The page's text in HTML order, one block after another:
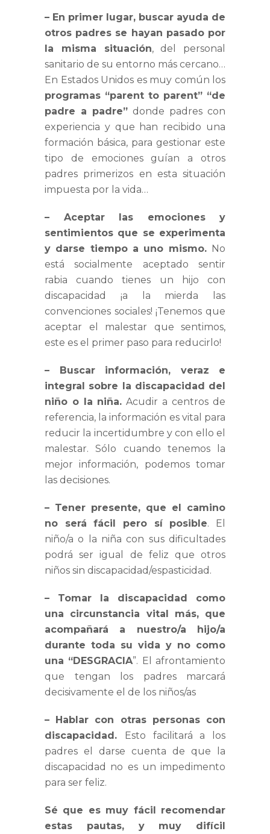
– En primer lugar, buscar ayuda de
otros padres se hayan pasado por
la misma situación, del personal
sanitario de su entorno más cercano…
En Estados Unidos es muy común los
programas “parent to parent” “de
padre a padre” donde padres con
experiencia y que han recibido una
formación básica, para gestionar este
tipo de emociones guían a otros
padres primerizos en esta situación
impuesta por la vida…
– Aceptar las emociones y
sentimientos que se experimenta
y darse tiempo a uno mismo. No
está socialmente aceptado sentir
rabia cuando tienes un hijo con
discapacidad ¡a la mierda las
convenciones sociales! ¡Tenemos que
aceptar el malestar que sentimos,
este es el primer paso para reducirlo!
– Buscar información, veraz e
integral sobre la discapacidad del
niño o la niña. Acudir a centros de
referencia, la información es vital para
reducir la incertidumbre y con ello el
malestar. Sólo cuando tenemos la
mejor información, podemos tomar
las decisiones.
– Tener presente, que el camino
no será fácil pero sí posible. El
niño/a o la niña con sus dificultades
podrá ser igual de feliz que otros
niños sin discapacidad/espasticidad.
– Tomar la discapacidad como
una circunstancia vital más, que
acompañará a nuestro/a hijo/a
durante toda su vida y no como
una “DESGRACIA”. El afrontamiento
que tengan los padres marcará
decisivamente el de los niños/as
– Hablar con otras personas con
discapacidad.
Esto facilitará a los
padres el darse cuenta de que la
discapacidad no es un impedimento
para ser feliz.
Sé que es muy fácil recomendar
estas pautas, y muy difícil